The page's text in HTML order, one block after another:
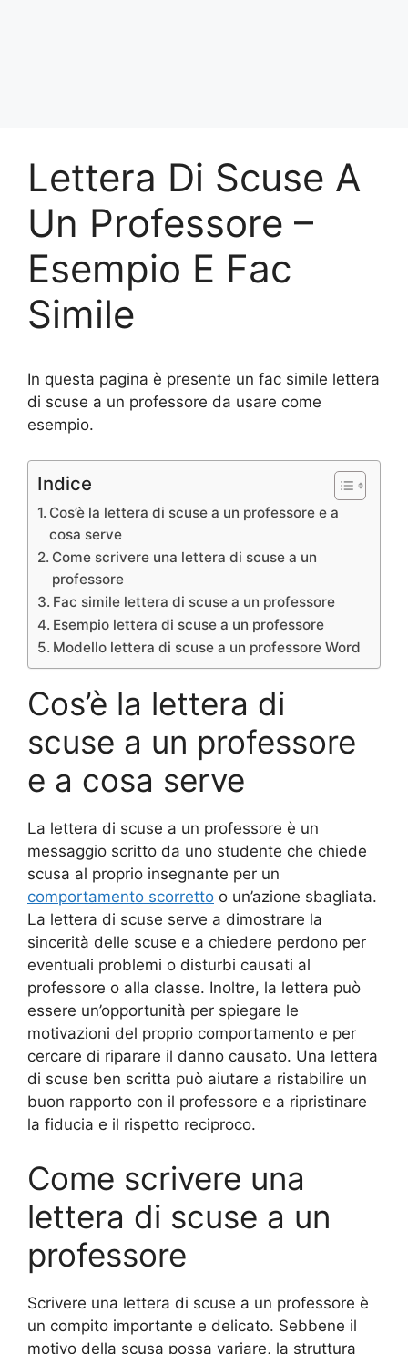
Lettera Di Scuse A
Un Professore –
Esempio E Fac
Simile
In questa pagina è presente un fac simile lettera
di scuse a un professore da usare come
esempio.
Indice
Cos’è la lettera di scuse a un professore e a
cosa serve
Come scrivere una lettera di scuse a un
professore
Fac simile lettera di scuse a un professore
Esempio lettera di scuse a un professore
Modello lettera di scuse a un professore Word
Cos’è la lettera di
scuse a un professore
e a cosa serve
La lettera di scuse a un professore è un
messaggio scritto da uno studente che chiede
scusa al proprio insegnante per un
comportamento scorretto o un’azione sbagliata.
La lettera di scuse serve a dimostrare la
sincerità delle scuse e a chiedere perdono per
eventuali problemi o disturbi causati al
professore o alla classe. Inoltre, la lettera può
essere un’opportunità per spiegare le
motivazioni del proprio comportamento e per
cercare di riparare il danno causato. Una lettera
di scuse ben scritta può aiutare a ristabilire un
buon rapporto con il professore e a ripristinare
la fiducia e il rispetto reciproco.
Come scrivere una
lettera di scuse a un
professore
Scrivere una lettera di scuse a un professore è
un compito importante e delicato. Sebbene il
motivo della scusa possa variare, la struttura